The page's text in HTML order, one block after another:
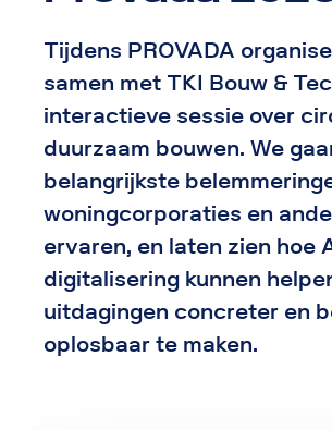
Tijdens PROVADA
samen met TKI Bouw &
interactieve sessie over
duurzaam bouwen. We
belangrijkste
woningcorporaties en
ervaren, en laten zien hoe
digitalisering kunnen
uitdagingen concreter en
oplosbaar te maken.